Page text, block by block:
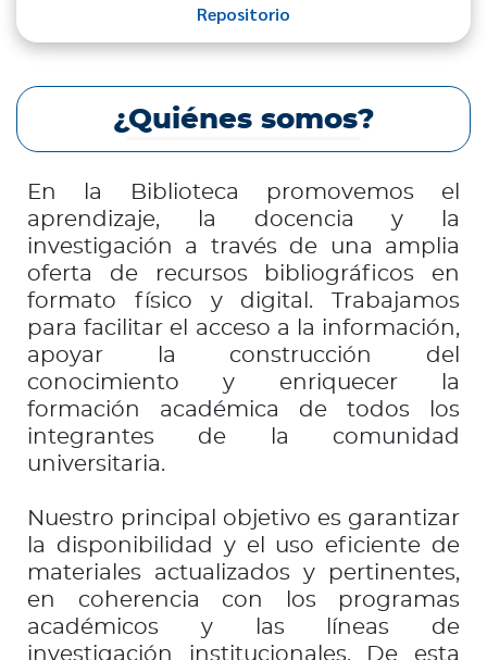
Repositorio
¿Quiénes somos?
En la Biblioteca promovemos el
aprendizaje, la docencia y la
investigación a través de una amplia
oferta de recursos bibliográficos en
formato físico y digital. Trabajamos
para facilitar el acceso a la información,
apoyar la construcción del
conocimiento y enriquecer la
formación académica de todos los
integrantes de la comunidad
universitaria.
Nuestro principal objetivo es garantizar
la disponibilidad y el uso eficiente de
materiales actualizados y pertinentes,
en coherencia con los programas
académicos y las líneas de
investigación institucionales. De esta